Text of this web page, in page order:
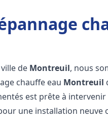
de Montreuil, nous
chauffe eau Montreuil
est prête à
une installation